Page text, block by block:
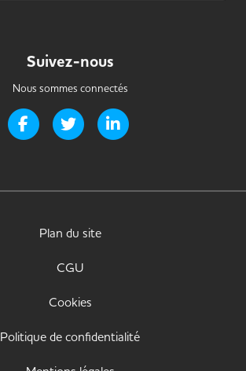
Suivez-nous
Nous sommes connectés
Page Facebook de Handi-it
Page Twitter de Handi-it
Plan du site
CGU
Cookies
Politique de confidentialité